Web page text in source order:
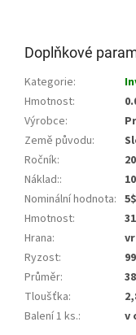
Doplňkové
Kategorie:
Hmotnost:
Výrobce:
Země původu:
Ročník:
Náklad::
Nominální hodnota: 5$
Hmotnost:
Hrana:
Ryzost:
Průměr:
Tloušťka:
Balení 1 ks.: v